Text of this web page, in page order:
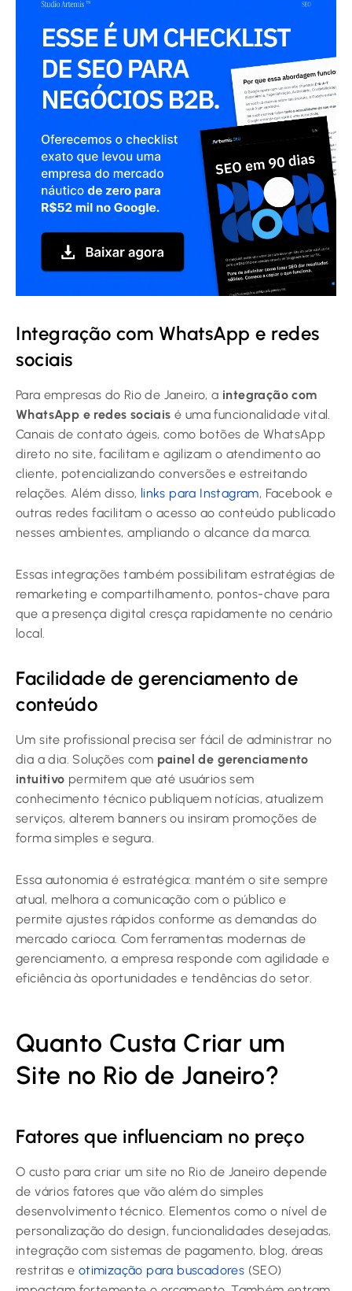
Integração com WhatsApp e redes
sociais
Para empresas do Rio de Janeiro, a integração com
WhatsApp e redes sociais é uma funcionalidade vital.
Canais de contato ágeis, como botões de WhatsApp
direto no site, facilitam e agilizam o atendimento ao
cliente, potencializando conversões e estreitando
relações. Além disso, links para Instagram, Facebook e
outras redes facilitam o acesso ao conteúdo publicado
nesses ambientes, ampliando o alcance da marca.
Essas integrações também possibilitam estratégias de
remarketing e compartilhamento, pontos-chave para
que a presença digital cresça rapidamente no cenário
local.
Facilidade de gerenciamento de
conteúdo
Um site profissional precisa ser fácil de administrar no
dia a dia. Soluções com painel de gerenciamento
intuitivo permitem que até usuários sem
conhecimento técnico publiquem notícias, atualizem
serviços, alterem banners ou insiram promoções de
forma simples e segura.
Essa autonomia é estratégica: mantém o site sempre
atual, melhora a comunicação com o público e
permite ajustes rápidos conforme as demandas do
mercado carioca. Com ferramentas modernas de
gerenciamento, a empresa responde com agilidade e
eficiência às oportunidades e tendências do setor.
Quanto Custa Criar um
Site no Rio de Janeiro?
Fatores que influenciam no preço
O custo para criar um site no Rio de Janeiro depende
de vários fatores que vão além do simples
desenvolvimento técnico. Elementos como o nível de
personalização do design, funcionalidades desejadas,
integração com sistemas de pagamento, blog, áreas
restritas e otimização para buscadores (SEO)